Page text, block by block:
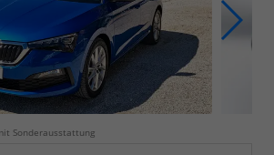
Sonderausstattung